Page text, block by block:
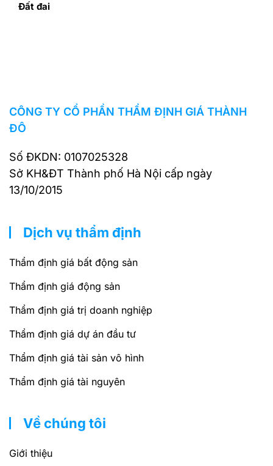
Đất đai
CÔNG TY CỔ PHẦN THẨM ĐỊNH GIÁ THÀNH
ĐÔ
Số ĐKDN: 0107025328
Sở KH&ĐT Thành phố Hà Nội cấp ngày
13/10/2015
Dịch vụ thẩm định
Thẩm định giá bất động sản
Thẩm định giá động sản
Thẩm định giá trị doanh nghiệp
Thẩm định giá dự án đầu tư
Thẩm định giá tài sản vô hình
Thẩm định giá tài nguyên
Về chúng tôi
Giới thiệu